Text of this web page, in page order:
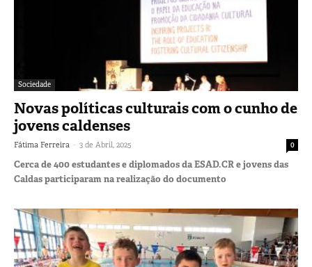
Sociedade
Novas políticas culturais com o cunho de
jovens caldenses
Fátima Ferreira - 3 de Abril, 2025 0
Cerca de 400 estudantes e diplomados da ESAD.CR e jovens das
Caldas participaram na realização do documento